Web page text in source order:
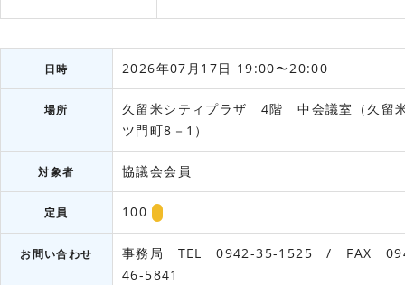
日時 2026年07月17日 19:00〜20:00
場所
久留米シティプラザ 4階 中会議室（久留
ツ門町8－1）
対象者 協議会会員
定員 100
お問い合わせ
事務局 TEL 0942-35-1525 / FAX
46-5841